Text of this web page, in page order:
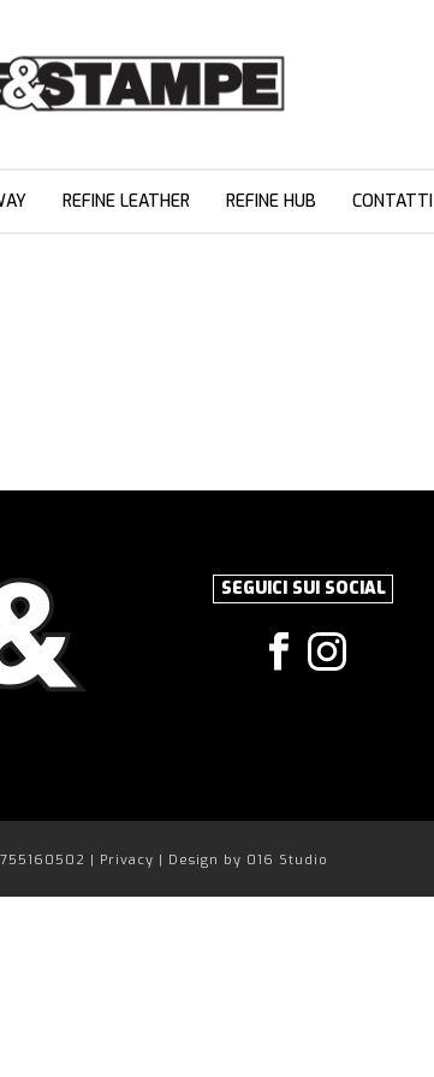
REFINE LEATHER REFINE HUB CONTATTI
SEGUICI SUI SOCIAL
| Privacy | Design by 016 Studio